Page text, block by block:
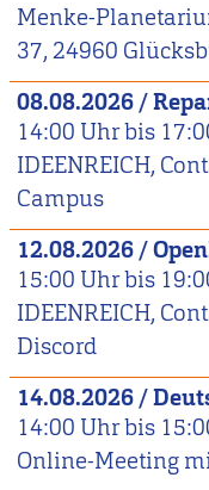
Menke-
37, 24960
08.08.2026/
14:00 Uhr bis
IDEENREICH,
Campus
12.08.2026/
15:00 Uhr bis
IDEENREICH,
Discord
14.08.2026/
14:00 Uhr bis
Online-Meeting